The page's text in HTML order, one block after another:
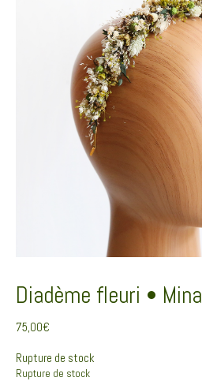
Diadème fleuri • Mina
75,00€
Rupture de stock
Rupture de stock